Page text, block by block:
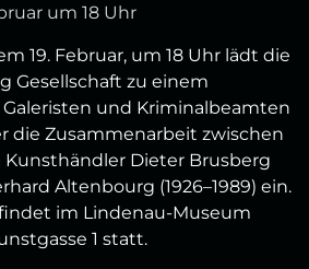
um 18 Uhr
19. Februar, um 18 Uhr lädt die
Gesellschaft zu einem
und Kriminalbeamten
die Zusammenarbeit zwischen
Kunsthändler Dieter Brusberg
Altenbourg (1926–1989) ein.
im Lindenau-Museum
1 statt.